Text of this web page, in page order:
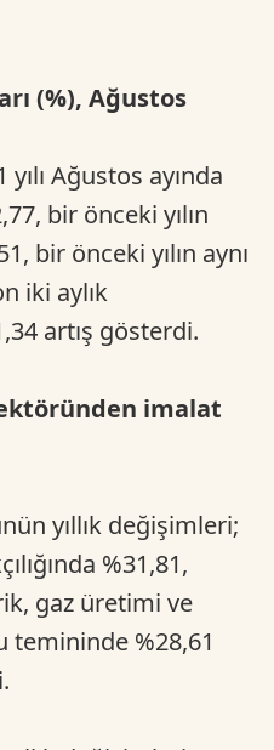
(%), Ağustos
Ağustos ayında
bir önceki yılın
bir önceki yılın aynı
iki aylık
artış gösterdi.
imalat
yıllık değişimleri;
%31,81,
gaz üretimi ve
temininde %28,61